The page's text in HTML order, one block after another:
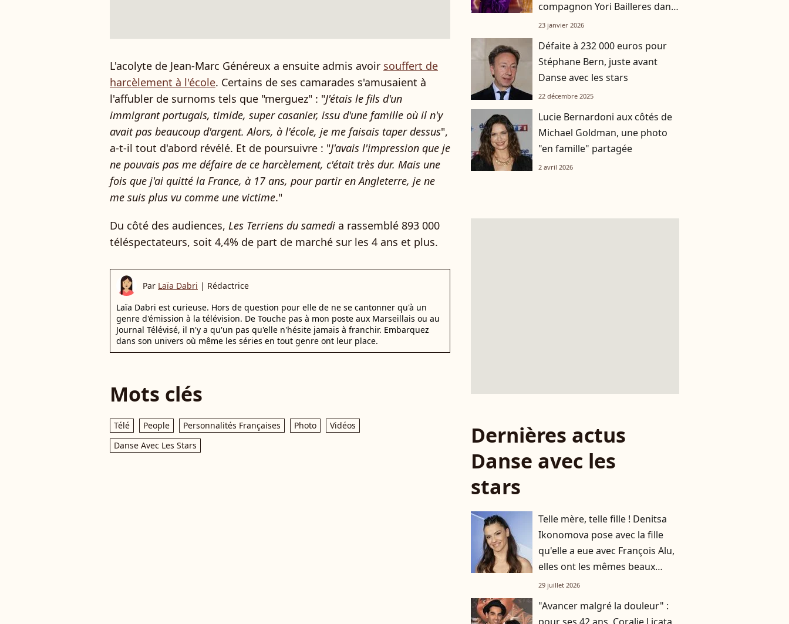
L'acolyte de Jean-Marc Généreux a ensuite admis avoir souffert de
harcèlement à l'école. Certains de ses camarades s'amusaient à
l'affubler de surnoms tels que "merguez" : "J'étais le fils d'un
immigrant portugais, timide, super casanier, issu d'une famille où il n'y
avait pas beaucoup d'argent. Alors, à l'école, je me faisais taper dessus",
a-t-il tout d'abord révélé. Et de poursuivre : "J'avais l'impression que je
ne pouvais pas me défaire de ce harcèlement, c'était très dur. Mais une
fois que j'ai quitté la France, à 17 ans, pour partir en Angleterre, je ne
me suis plus vu comme une victime."
Du côté des audiences, Les Terriens du samedi a rassemblé 893 000
téléspectateurs, soit 4,4% de part de marché sur les 4 ans et plus.
Par Laïa Dabri | Rédactrice
Laïa Dabri est curieuse. Hors de question pour elle de ne se cantonner qu'à un
genre d'émission à la télévision. De Touche pas à mon poste aux Marseillais ou au
Journal Télévisé, il n'y a qu'un pas qu'elle n'hésite jamais à franchir. Embarquez
dans son univers où même les séries en tout genre ont leur place.
Mots clés
Télé People Personnalités Françaises Photo
Vidéos
Danse Avec Les Stars
compagnon Yori Bailleres dans
Danse avec les stars
23 janvier 2026
Défaite à 232 000 euros pour
Stéphane Bern, juste avant
Danse avec les stars
22 décembre 2025
Lucie Bernardoni aux côtés de
Michael Goldman, une photo
"en famille" partagée
2 avril 2026
Dernières actus
Danse avec les
stars
Telle mère, telle fille ! Denitsa
Ikonomova pose avec la fille
qu'elle a eue avec François Alu,
elles ont les mêmes beaux
cheveux châtains
29 juillet 2026
"Avancer malgré la douleur" :